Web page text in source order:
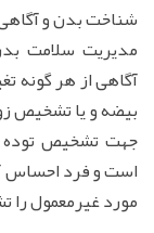
شناخت بدن و
مدیریت سلامت
آگاهی از هر گونه
بیضه و یا تشخیص
جهت تشخیص توده
است و فرد احساس
مورد غیرمعمول را